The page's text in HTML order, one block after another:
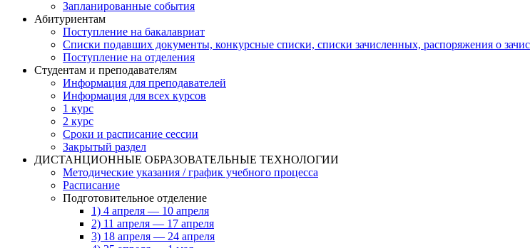
Запланированные события
Абитуриентам
Поступление на бакалавриат
Списки подавших документы, конкурсные списки, списки зачисленных, распоряжения о
Поступление на отделения
Студентам и преподавателям
Информация для преподавателей
Информация для всех курсов
1 курс
2 курс
Сроки и расписание сессии
Закрытый раздел
ДИСТАНЦИОННЫЕ ОБРАЗОВАТЕЛЬНЫЕ ТЕХНОЛОГИИ
Методические указания / график учебного процесса
Расписание
Подготовительное отделение
1) 4 апреля — 10 апреля
2) 11 апреля — 17 апреля
3) 18 апреля — 24 апреля